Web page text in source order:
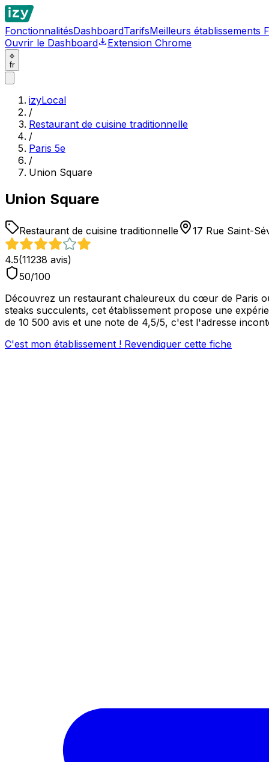
FonctionnalitésDashboardTarifsMeilleurs établissements
Ouvrir le Dashboard
Extension Chrome
fr
izyLocal
/
Restaurant de cuisine traditionnelle
/
Paris 5e
/
Union Square
Union Square
Restaurant de cuisine traditionnelle 17 Rue Saint-
4.5(11238 avis)
50/100
Découvrez un restaurant chaleureux du cœur de Paris
steaks succulents, cet établissement propose une
de 10 500 avis et une note de 4,5/5, c'est l'adresse
C'est mon établissement ! Revendiquer cette fiche